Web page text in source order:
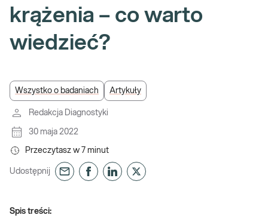
krążenia – co warto
wiedzieć?
Wszystko o badaniach Artykuły
Redakcja Diagnostyki
30 maja 2022
Przeczytasz w 7 minut
Udostępnij
Spis treści: